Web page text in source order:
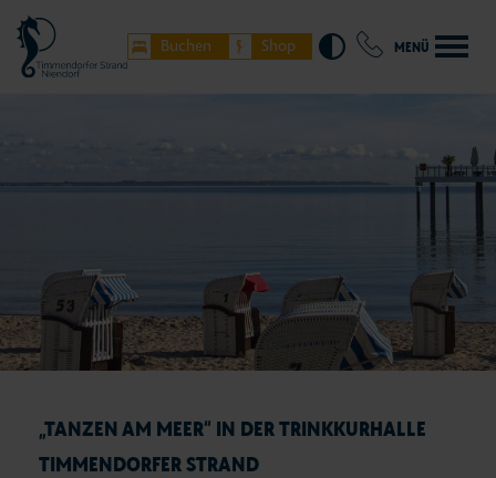
Buchen Shop MENÜ
„TANZEN AM MEER“ IN DER TRINKKURHALLE
TIMMENDORFER STRAND